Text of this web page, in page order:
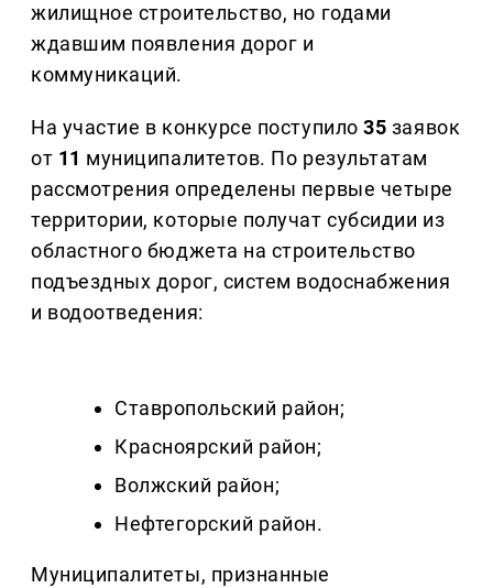
жилищное строительство, но годами
ждавшим появления дорог и
коммуникаций.
На участие в конкурсе поступило35 заявок
от 11 муниципалитетов. По результатам
рассмотрения определены первые четыре
территории, которые получат субсидии из
областного бюджета на строительство
подъездных дорог, систем водоснабжения
и водоотведения:
Ставропольский район;
Красноярский район;
Волжский район;
Нефтегорский район.
Муниципалитеты, признанные